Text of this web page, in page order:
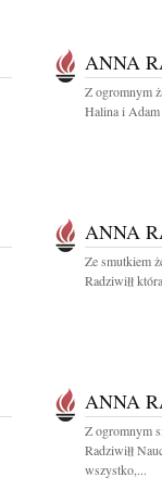
ANNA
Z ogromnym
Halina i
ANNA
Ze smutkiem
Radziwiłł
ANNA
Z ogromnym
Radziwiłł
wszystko,...